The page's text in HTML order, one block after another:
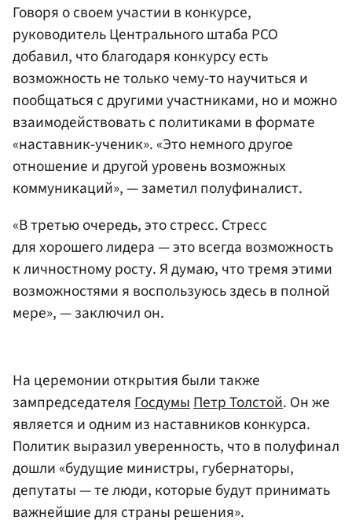
Говоря о своем участии в конкурсе,
руководитель Центрального штаба РСО
добавил, что благодаря конкурсу есть
возможность не только чему-то научиться и
пообщаться с другими участниками, но и можно
взаимодействовать с политиками в формате
«наставник-ученик». «Это немного другое
отношение и другой уровень возможных
коммуникаций», — заметил полуфиналист.
«В третью очередь, это стресс. Стресс
для хорошего лидера — это всегда возможность
к личностному росту. Я думаю, что тремя этими
возможностями я воспользуюсь здесь в полной
мере», — заключил он.
На церемонии открытия были также
зампредседателя Госдумы Петр Толстой. Он же
является и одним из наставников конкурса.
Политик выразил уверенность, что в полуфинал
дошли «будущие министры, губернаторы,
депутаты — те люди, которые будут принимать
важнейшие для страны решения».